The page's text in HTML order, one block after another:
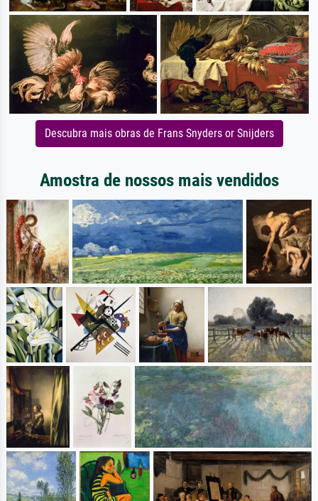
Descubra mais obras de Frans Snyders or Snijders
Amostra de nossos mais vendidos